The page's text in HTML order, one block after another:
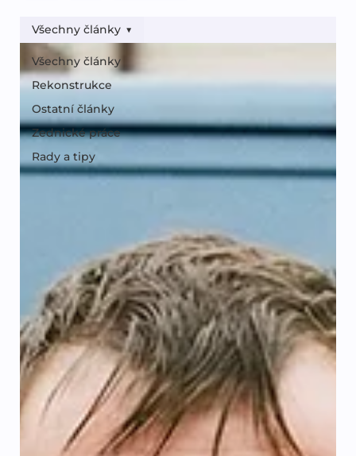
Všechny články
Rekonstrukce
Ostatní články
Zednické práce
Rady a tipy
Všechny články